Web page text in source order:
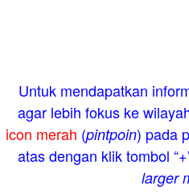
Untuk mendapatkan
agar lebih fokus ke
icon merah (pintpoin) pada
atas dengan klik tombol
larger